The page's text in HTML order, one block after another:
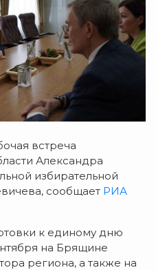
встреча
Александра
избирательной
сообщает РИА
к единому дню
на Брящине
региона, а также на